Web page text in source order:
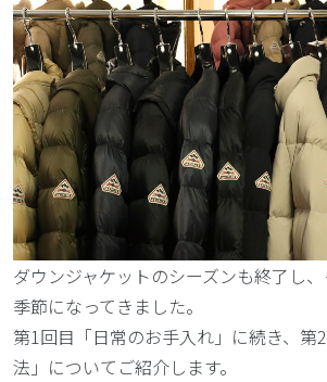
ダウンジャケットのシーズンも終了し
季節になってきました。
第1回目「日常のお手入れ」に続き、第
法」についてご紹介します。